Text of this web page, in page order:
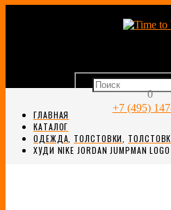
0
+7 (495)
ГЛАВНАЯ
КАТАЛОГ
ОДЕЖДА ТОЛСТОВКИ
ХУДИ NIKE JORDAN JUMPMAN LOGO